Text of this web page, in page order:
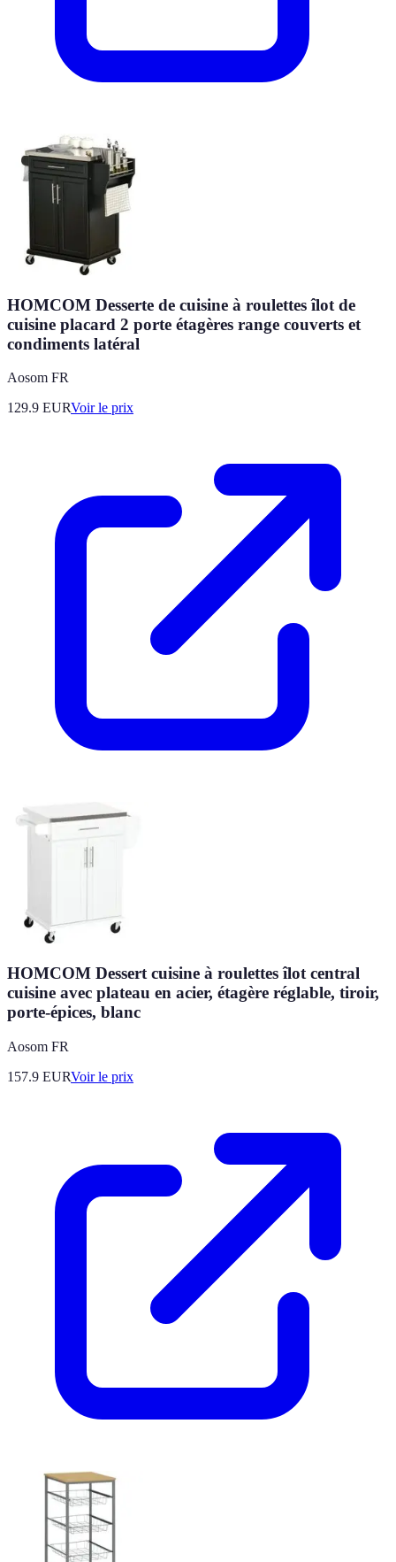
HOMCOM Desserte de cuisine à roulettes îlot de
cuisine placard 2 porte étagères range couverts et
condiments latéral
Aosom FR
129.9 EURVoir le prix
HOMCOM Dessert cuisine à roulettes îlot central
cuisine avec plateau en acier, étagère réglable, tiroir,
porte-épices, blanc
Aosom FR
157.9 EURVoir le prix